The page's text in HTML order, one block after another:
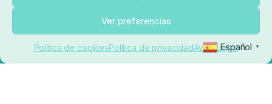
Ver preferencias
Política de cookiesPolítica de privacidadAviso Legal
910 824 923
Lunes a Viernes de 10:00 a 14:00 horas y 17:00 a
Español ▼